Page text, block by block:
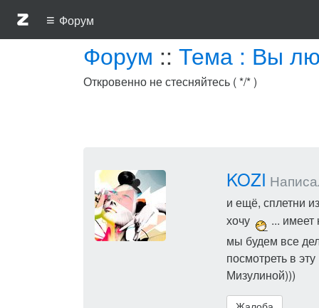
≡ Форум
Форум :: Тема : Вы
Откровенно не стесняйтесь ( */* )
KOZI
и ещё, сплетни
хочу
... имеет
мы будем все
посмотреть в
Мизулиной)))